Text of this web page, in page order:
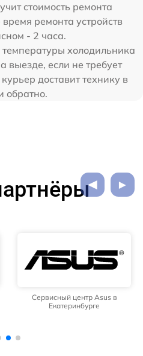
стоимость ремонта
ремонта устройств
- 2 часа.
холодильника
выезде, если не требует
доставит технику в
обратно.
Сервисный центр Asus в
Екатеринбурге